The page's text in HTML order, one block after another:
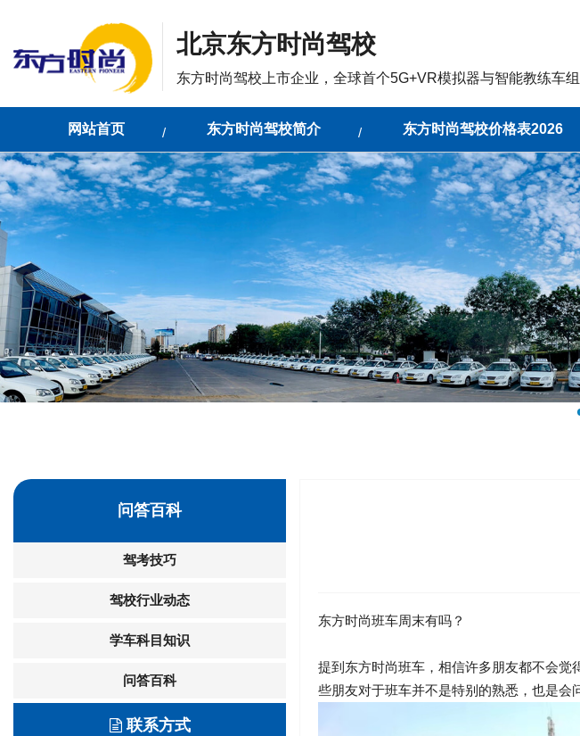
北京东方时尚驾校
东方时尚驾校上市企业，全球首个5G+VR模拟器与智能教练车
网站首页 东方时尚驾校简介 东方时尚驾校价格表2026
问答百科
驾考技巧
驾校行业动态
学车科目知识
问答百科
联系方式
东方时尚班车周末有吗？
提到东方时尚班车，相信许多朋友都不会
些朋友对于班车并不是特别的熟悉，也是会